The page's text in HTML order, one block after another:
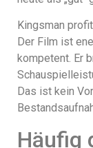
Kingsman
Der Film ist
kompetent. Er
Das ist kein
Häufig